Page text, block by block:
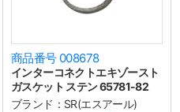
商品番号 008678
インターコネクトエキゾースト
ガスケット ステン 65781-82
ブランド： SR(エスアール)